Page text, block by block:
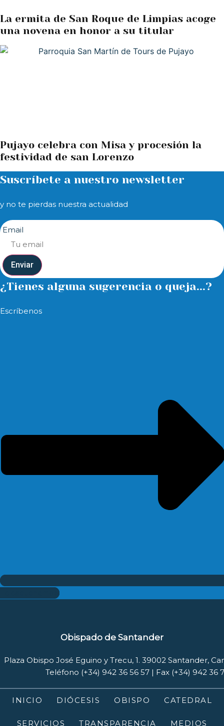
La ermita de San Roque de Limpias acoge
una novena en honor a su titular
Pujayo celebra con Misa y procesión la
festividad de san Lorenzo
Suscríbete a nuestro newsletter
y no te pierdas nuestra actualidad
Email
Enviar
¿Tienes alguna sugerencia o queja...?
Escríbenos
Obispado de Santander
Plaza Obispo José Eguino y Trecu, 1. 39002 Santander,
Teléfono (+34) 942 36 56 57 | Fax (+34) 942 36
INICIO DIÓCESIS OBISPO CATEDRAL
SERVICIOS TRANSPARENCIA MEDIOS